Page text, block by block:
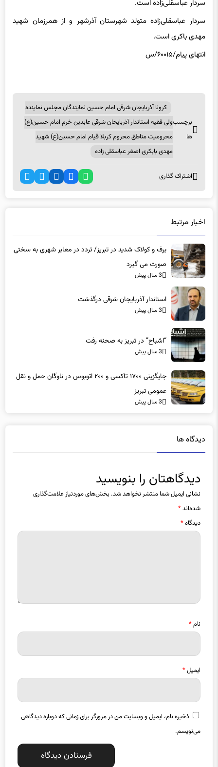
سردار عباسقلی‌زاده متولد شهرستان آذرشهر و از همرزمان شهید
مهدی باکری است.
انتهای پیام/۶۰۰۱۵/س
ها
ولی فقیه استاندار آذربایجان شرقی عابدین خرم امام حسین(ع)
محرومیت مناطق محروم کربلا قیام امام حسین(ع) شهید
مهدی بابکری اصغر عباسقلی زاده
برف و کولاک شدید در تبریز/ تردد در معابر شهری به سختی
صورت می گیرد
3 سال پیش
3 سال پیش
عمومی تبریز
نشانی ایمیل شما منتشر نخواهد شد.بخش‌های موردنیاز علامت‌گذاری
شده‌اند*
دیدگاه*
ایمیل*
ذخیره نام، ایمیل و وبسایت من در مرورگر برای زمانی که دوباره دیدگاهی
می‌نویسم.